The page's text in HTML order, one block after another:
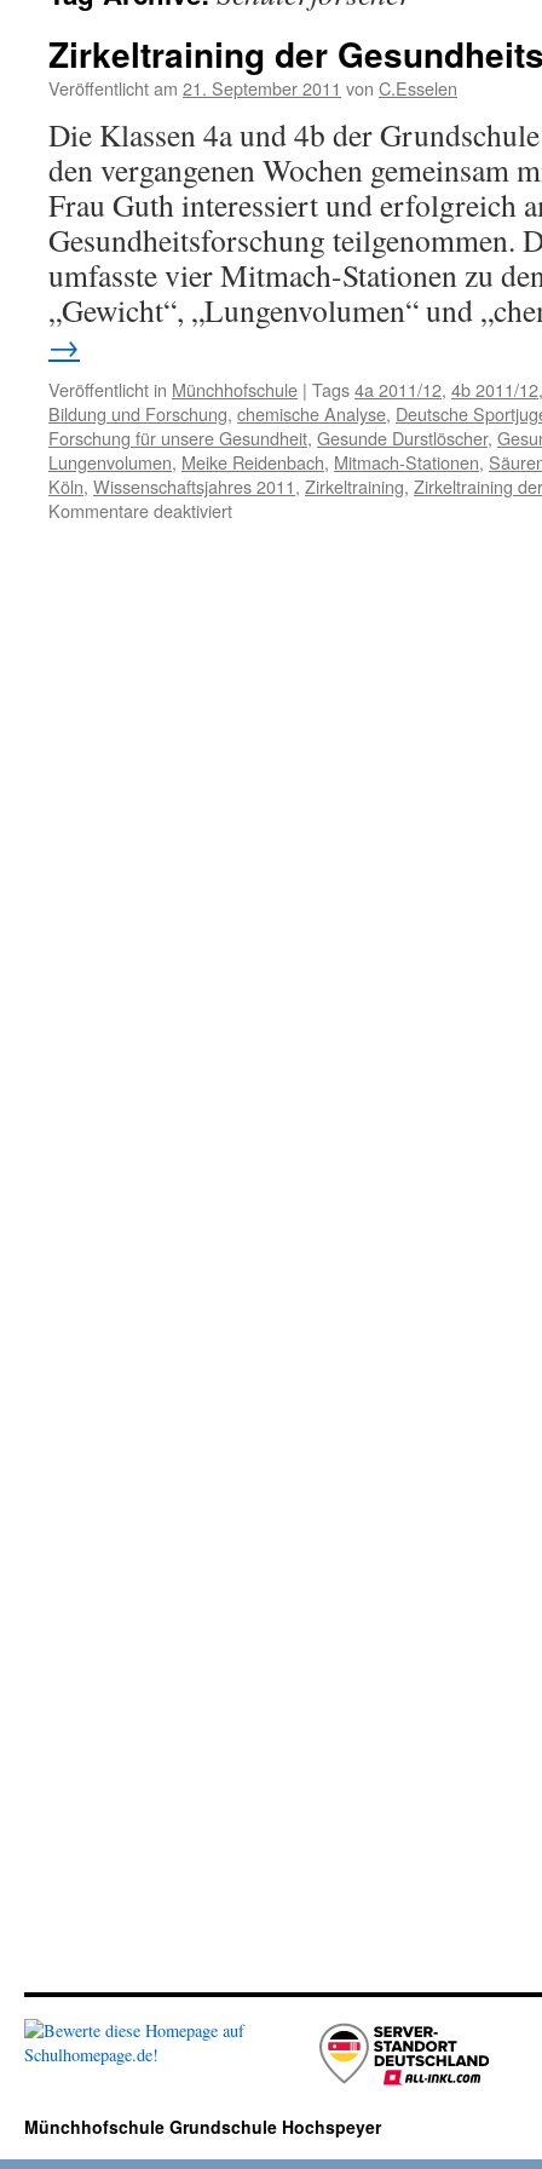
Zirkeltraining der
Veröffentlicht am 21. September 2011 von C.Esselen
Die Klassen 4a und 4b der
den vergangenen Wochen gemeinsam
Frau Guth interessiert und erfolgreich
Gesundheitsforschung teilgenommen.
umfasste vier Mitmach-Stationen zu
„Gewicht“, „Lungenvolumen“ und
→
Veröffentlicht in Münchhofschule | Tags4a 2011/12, 4b 2011/12
Bildung und Forschung, chemische Analyse, Deutsche
Forschung für unsere Gesundheit, Gesunde Durstlöscher,
Lungenvolumen, Meike Reidenbach, Mitmach-Stationen,
Köln, Wissenschaftsjahres 2011, Zirkeltraining, Zirkeltraining
Kommentare deaktiviertfür
Münchhofschule Grundschule Hochspeyer